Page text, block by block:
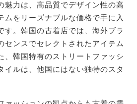
魅力は、高品質でデザイン性の高
ムをリーズナブルな価格で手に入
す。韓国の古着店では、海外ブラ
センスでセレクトされたアイテム
、韓国特有のストリートファッシ
イルは、他国にはない独特のスタ